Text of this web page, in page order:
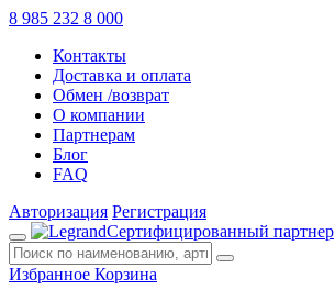
8 985 232 8 000
Контакты
Доставка и оплата
Обмен /возврат
О компании
Партнерам
Блог
FAQ
Авторизация Регистрация
Сертифицированный партнер
Избранное Корзина